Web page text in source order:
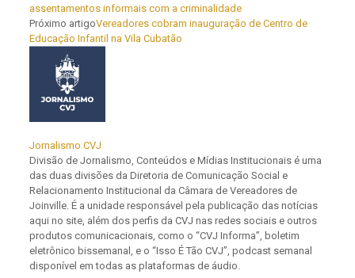
assentamentos informais com a criminalidade
Próximo artigoVereadores cobram inauguração de Centro de
Educação Infantil na Vila Cubatão
Jornalismo CVJ
Divisão de Jornalismo, Conteúdos e Mídias Institucionais é uma
das duas divisões da Diretoria de Comunicação Social e
Relacionamento Institucional da Câmara de Vereadores de
Joinville. É a unidade responsável pela publicação das notícias
aqui no site, além dos perfis da CVJ nas redes sociais e outros
produtos comunicacionais, como o “CVJ Informa”, boletim
eletrônico bissemanal, e o “Isso É Tão CVJ”, podcast semanal
disponível em todas as plataformas de áudio.